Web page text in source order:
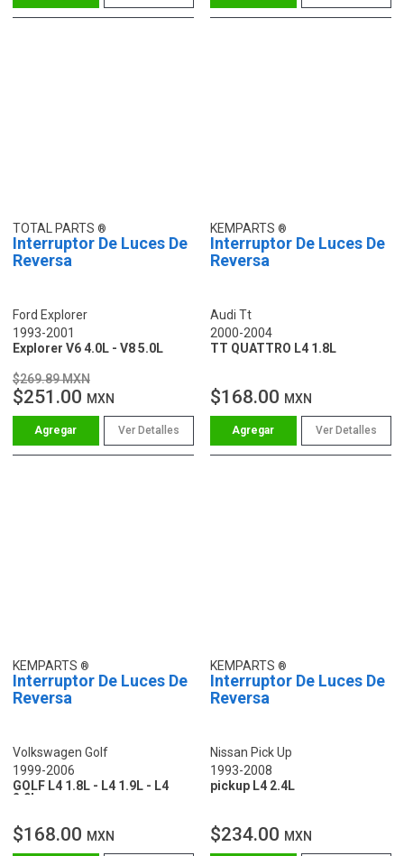
TOTAL PARTS
Interruptor De Luces De
Reversa
Ford Explorer
1993-2001
Explorer V6 4.0L - V8 5.0L
$269.89 MXN
$251.00 MXN
Ver Detalles
KEMPARTS
Interruptor De Luces De
Reversa
Audi Tt
2000-2004
TT QUATTRO L4 1.8L
$168.00 MXN
Ver Detalles
KEMPARTS
Interruptor De Luces De
Reversa
Volkswagen Golf
1999-2006
GOLF L4 1.8L - L4 1.9L - L4
2.0L
$168.00 MXN
KEMPARTS
Interruptor De Luces De
Reversa
Nissan Pick Up
1993-2008
pickup L4 2.4L
$234.00 MXN